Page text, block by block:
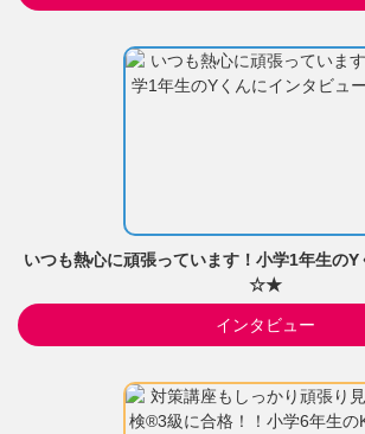
いつも熱心に頑張っています！小学1年生の
☆★
インタビュー